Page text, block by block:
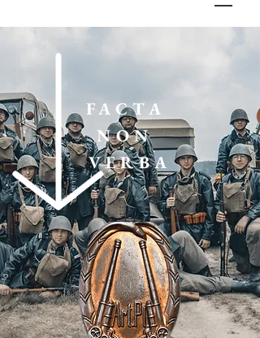
FACTA
NON
VERBA